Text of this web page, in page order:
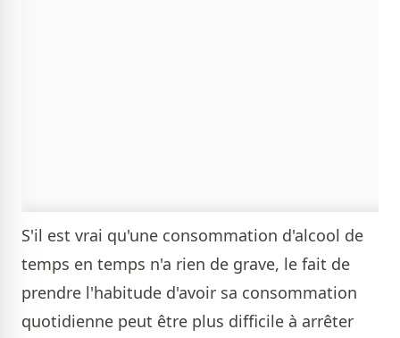
S'il est vrai qu'une consommation d'alcool de
temps en temps n'a rien de grave, le fait de
prendre l'habitude d'avoir sa consommation
quotidienne peut être plus difficile à arrêter